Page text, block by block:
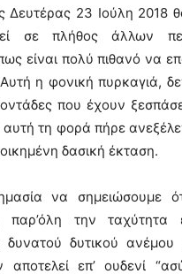
Δευτέρας 23 Ιούλη 2018
σε πλήθος άλλων
είναι πολύ πιθανό να
η φονική πυρκαγιά,
που έχουν
τη φορά πήρε
δασική έκταση.
να σημειώσουμε
παρ’όλη την ταχύτητα
δυνατού δυτικού
αποτελεί επ’ ουδενί